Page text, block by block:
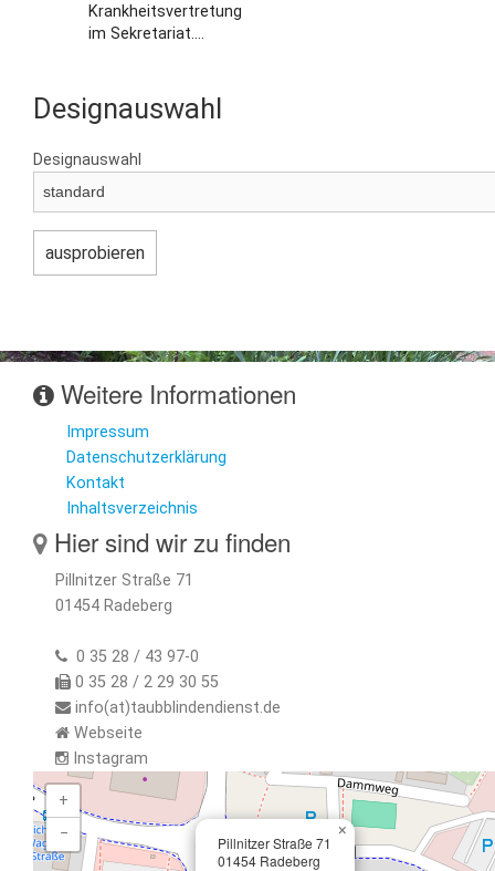
Krankheitsvertretung
im Sekretariat....
Designauswahl
Designauswahl
Weitere Informationen
Impressum
Datenschutzerklärung
Kontakt
Inhaltsverzeichnis
Hier sind wir zu finden
Pillnitzer Straße 71
01454 Radeberg
0 35 28 / 43 97-0
0 35 28 / 2 29 30 55
info(at)taubblindendienst.de
Webseite
Instagram
Pillnitzer Straße 71
01454 Radeberg
×
+
−